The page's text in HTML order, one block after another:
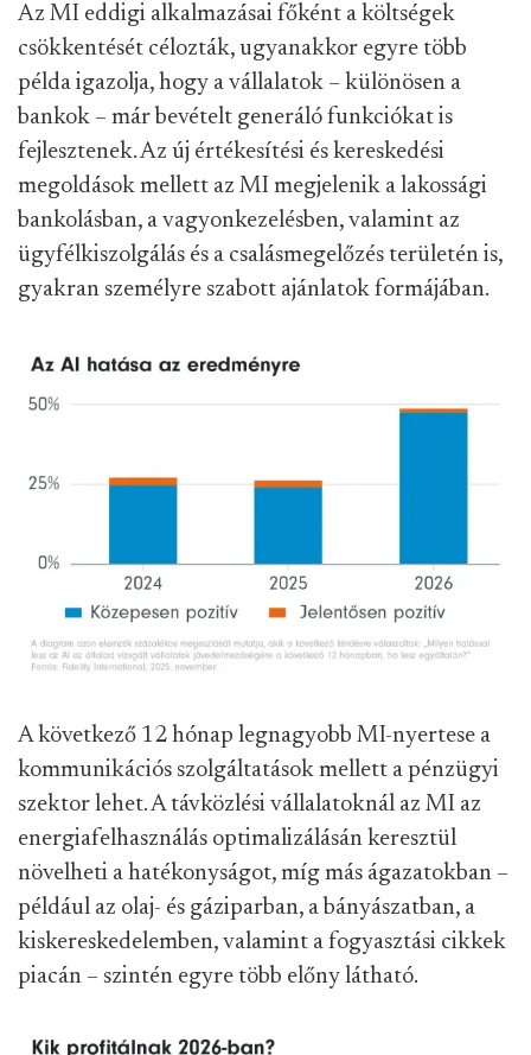
Az MI eddigi alkalmazásai főként a költségek
csökkentését célozták, ugyanakkor egyre több
példa igazolja, hogy a vállalatok – különösen a
bankok – már bevételt generáló funkciókat is
fejlesztenek. Az új értékesítési és kereskedési
megoldások mellett az MI megjelenik a lakossági
bankolásban, a vagyonkezelésben, valamint az
ügyfélkiszolgálás és a csalásmegelőzés területén is,
gyakran személyre szabott ajánlatok formájában.
A következő 12 hónap legnagyobb MI-nyertese a
kommunikációs szolgáltatások mellett a pénzügyi
szektor lehet. A távközlési vállalatoknál az MI az
energiafelhasználás optimalizálásán keresztül
növelheti a hatékonyságot, míg más ágazatokban –
például az olaj- és gáziparban, a bányászatban, a
kiskereskedelemben, valamint a fogyasztási cikkek
piacán – szintén egyre több előny látható.